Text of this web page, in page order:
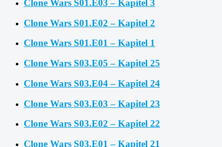
Clone Wars S01.E03 – Kapitel 3
Clone Wars S01.E02 – Kapitel 2
Clone Wars S01.E01 – Kapitel 1
Clone Wars S03.E05 – Kapitel 25
Clone Wars S03.E04 – Kapitel 24
Clone Wars S03.E03 – Kapitel 23
Clone Wars S03.E02 – Kapitel 22
Clone Wars S03.E01 – Kapitel 21